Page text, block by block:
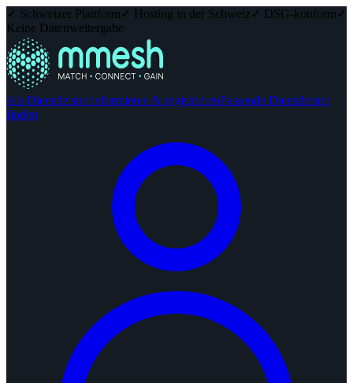
✓ Schweizer Plattform ✓ Hosting in der Schweiz ✓ DSG-konform ✓
Keine Datenweitergabe
Als Dienstleister informieren & registrierenPassende Dienstleister
finden